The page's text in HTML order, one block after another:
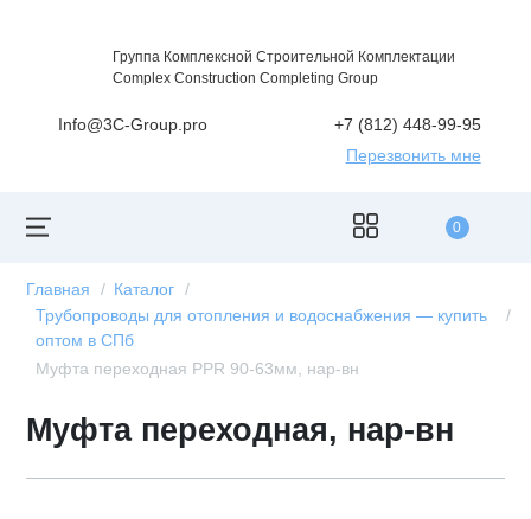
Группа Комплексной Строительной Комплектации
Complex Construction Completing Group
Info@3C-Group.pro
+7 (812) 448-99-95
Перезвонить мне
ГЛАВНАЯ
БРЕНДЫ
КАТАЛОГ 0
Главная
Каталог
Трубопроводы для отопления и водоснабжения — купить
оптом в СПб
Муфта переходная PPR 90-63мм, нар-вн
Муфта переходная, нар-вн